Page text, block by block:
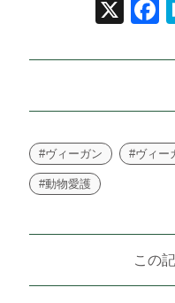
X
#ヴィーガン #ヴィー
#動物愛護
この